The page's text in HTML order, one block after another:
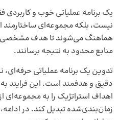
یک برنامه عملیاتی خوب و کاربردی
نیست، بلکه مجموعه‌ای
هماهنگ می‌شوند تا هدف مشخصی را
منابع محدود به نتیجه برسانند.
تدوین یک برنامه عملیاتی
دقیق و هدفمند است. این فرایند
اهداف استراتژیک را به مجموعه‌ای
زمان‌بندی‌شده تبدیل کند. در